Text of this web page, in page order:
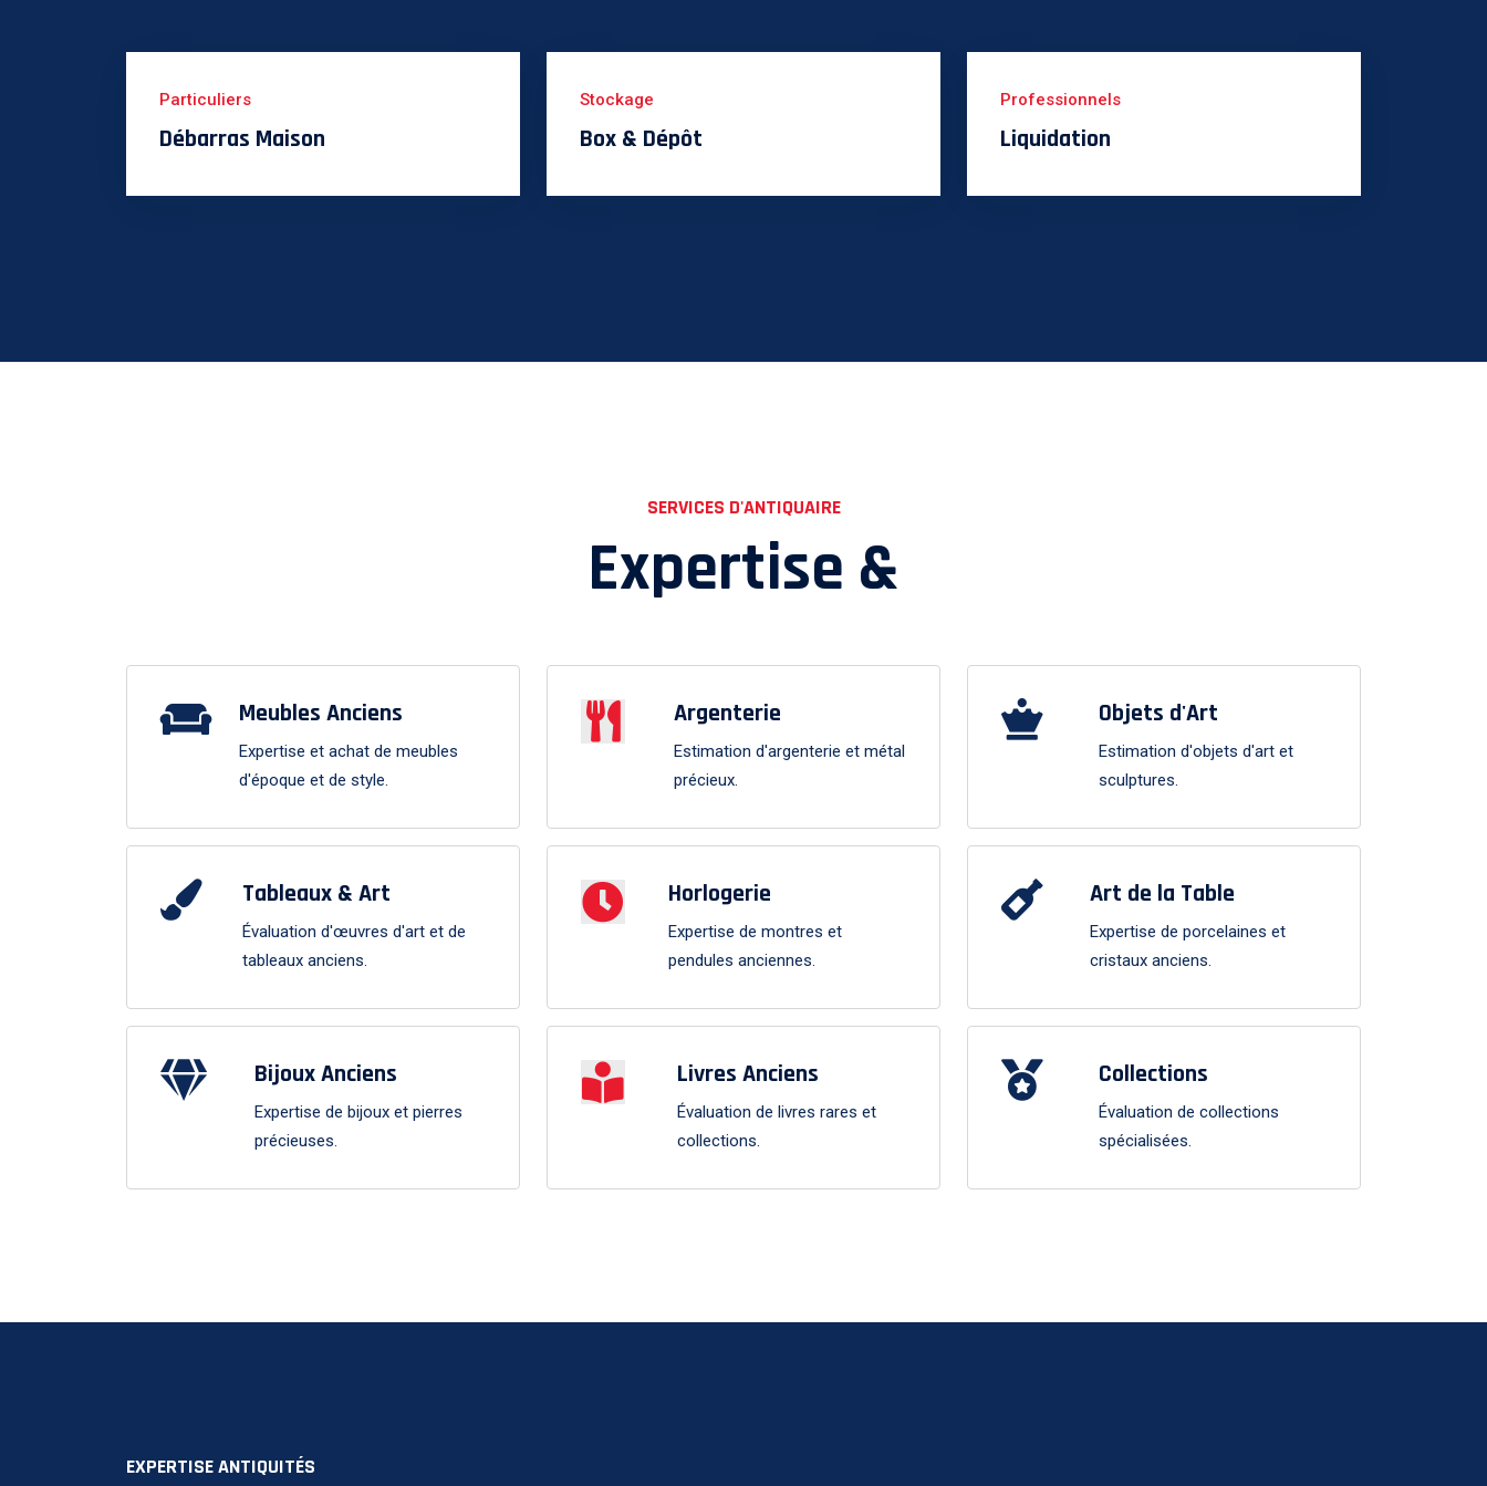
Particuliers
Débarras Maison
Stockage
Box & Dépôt
Professionnels
Liquidation
SERVICES D'ANTIQUAIRE
Expertise &
Meubles Anciens
Expertise et achat de meubles
d'époque et de style.
Tableaux & Art
Évaluation d'œuvres d'art et de
tableaux anciens.
Bijoux Anciens
Expertise de bijoux et pierres
précieuses.
Argenterie
Estimation d'argenterie et métal
précieux.
Horlogerie
Expertise de montres et
pendules anciennes.
Livres Anciens
Évaluation de livres rares et
collections.
Objets d'Art
Estimation d'objets d'art et
sculptures.
Art de la Table
Expertise de porcelaines et
cristaux anciens.
Collections
Évaluation de collections
spécialisées.
EXPERTISE ANTIQUITÉS